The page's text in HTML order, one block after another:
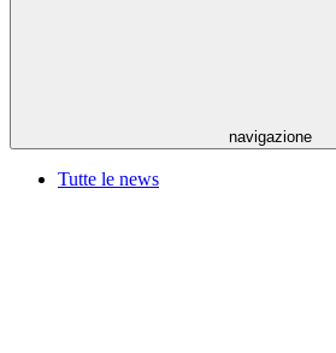
navigazione
Tutte le news